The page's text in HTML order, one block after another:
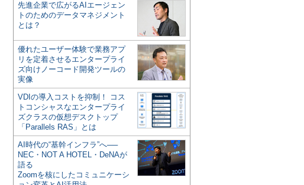
先進企業で広がるAIエージェン
トのためのデータマネジメント
とは？
優れたユーザー体験で業務アプ
リを定着させるエンタープライ
ズ向けノーコード開発ツールの
実像
VDIの導入コストを抑制！ コス
トコンシャスなエンタープライ
ズクラスの仮想デスクトップ
「Parallels RAS」とは
AI時代の“基幹インフラ”へ──
NEC・NOT A HOTEL・DeNAが
語る
Zoomを核にしたコミュニケーシ